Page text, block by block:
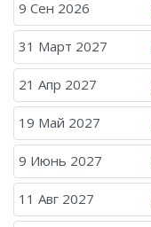
9 Сен 2026
31 Март 2027
21 Апр 2027
19 Май 2027
9 Июнь 2027
11 Авг 2027